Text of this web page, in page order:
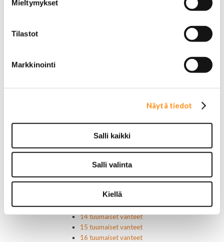
Mieltymykset
Tilastot
Markkinointi
Näytä tiedot
Salli kaikki
Salli valinta
Kiellä
Renkaat 14"
Renkaat 16,5"
Renkaat 17"
Renkaat 20"
Renkaat 22"
Renkaat 24"
Vanteet ja tarvikkeet
Pölykapselit, keskiöt, spinnerit
Vannetarvikkeet
14 tuumaiset vanteet
15 tuumaiset vanteet
16 tuumaiset vanteet